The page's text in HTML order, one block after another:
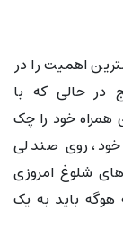
اهمیت را در
در حالی که با
همراه خود را چک
خود، روی صندلی
شلوغ امروزی
باید به یک